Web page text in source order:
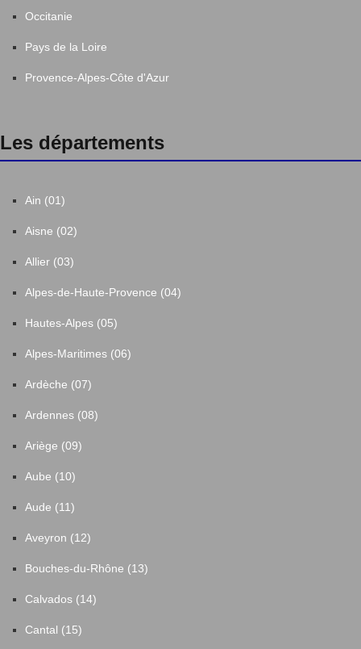
Occitanie
Pays de la Loire
Provence-Alpes-Côte d'Azur
Les départements
Ain (01)
Aisne (02)
Allier (03)
Alpes-de-Haute-Provence (04)
Hautes-Alpes (05)
Alpes-Maritimes (06)
Ardèche (07)
Ardennes (08)
Ariège (09)
Aube (10)
Aude (11)
Aveyron (12)
Bouches-du-Rhône (13)
Calvados (14)
Cantal (15)